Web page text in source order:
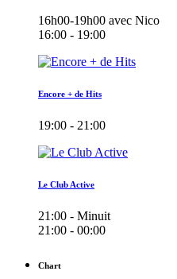
16h00-19h00 avec Nico
16:00 - 19:00
Encore + de Hits
19:00 - 21:00
Le Club Active
21:00 - Minuit
21:00 - 00:00
Chart